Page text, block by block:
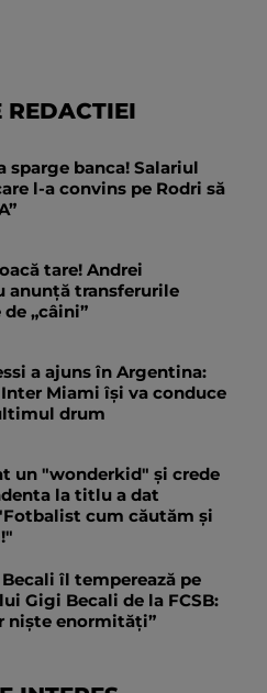
REDACTIEI
sparge banca! Salariul
l-a convins pe Rodri să
tare! Andrei
anunță transferurile
„câini”
a ajuns în Argentina:
Miami își va conduce
drum
un "wonderkid" și crede
la titlu a dat
cum căutăm și
îl temperează pe
Gigi Becali de la FCSB:
niște enormități”